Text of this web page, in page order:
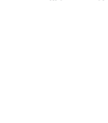
Última erupción: